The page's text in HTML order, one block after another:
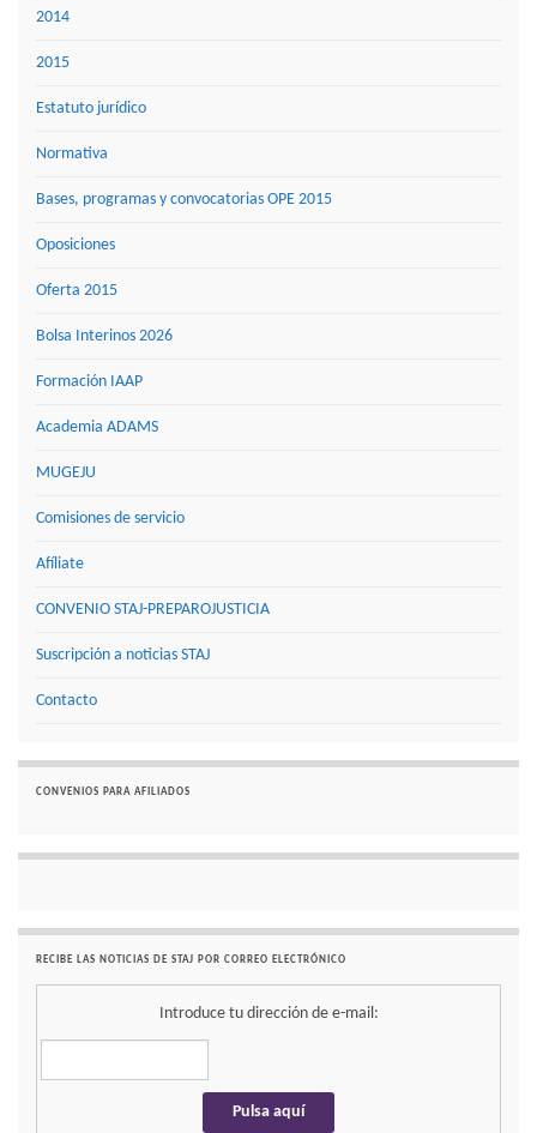
2014
2015
Estatuto jurídico
Normativa
Bases, programas y convocatorias OPE 2015
Oposiciones
Oferta 2015
Bolsa Interinos 2026
Formación IAAP
Academia ADAMS
MUGEJU
Comisiones de servicio
Afíliate
CONVENIO STAJ-PREPAROJUSTICIA
Suscripción a noticias STAJ
Contacto
CONVENIOS PARA AFILIADOS
RECIBE LAS NOTICIAS DE STAJ POR CORREO ELECTRÓNICO
Introduce tu dirección de e-mail: